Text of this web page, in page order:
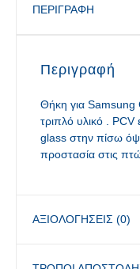
ΠΕΡΙΓΡΑΦΉ
Περιγραφή
Θήκη για
τριπλό υλικό . PCV
glass στην πίσω
προστασία στις
ΑΞΙΟΛΟΓΉΣΕΙΣ (0)